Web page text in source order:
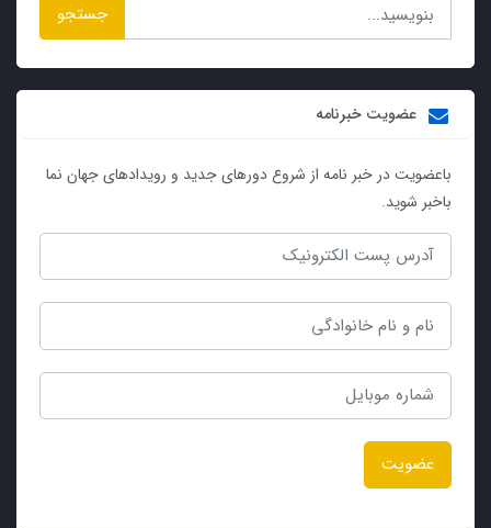
جستجو
عضویت خبرنامه
باعضویت در خبر نامه از شروع دورهای جدید و رویدادهای جهان نما
باخبر شوید.
عضویت